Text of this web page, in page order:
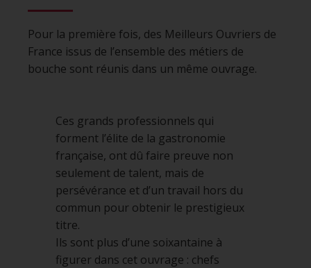
Pour la première fois, des Meilleurs Ouvriers de
France issus de l’ensemble des métiers de
bouche sont réunis dans un même ouvrage.
Ces grands professionnels qui
forment l’élite de la gastronomie
française, ont dû faire preuve non
seulement de talent, mais de
persévérance et d’un travail hors du
commun pour obtenir le prestigieux
titre.
Ils sont plus d’une soixantaine à
figurer dans cet ouvrage : chefs